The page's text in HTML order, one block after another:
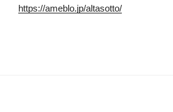
https://ameblo.jp/altasotto/